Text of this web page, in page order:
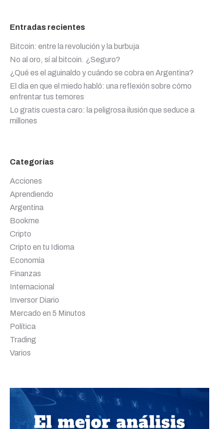
Entradas recientes
Bitcoin: entre la revolución y la burbuja
No al oro, sí al bitcoin. ¿Seguro?
¿Qué es el aguinaldo y cuándo se cobra en Argentina?
El día en que el miedo habló: una reflexión sobre cómo
enfrentar tus temores
Lo gratis cuesta caro: la peligrosa ilusión que seduce a
millones
Categorías
Acciones
Aprendiendo
Argentina
Bookme
Cripto
Cripto en tu Idioma
Economía
Finanzas
Internacional
Inversor Diario
Mercado en 5 Minutos
Política
Trading
Varios